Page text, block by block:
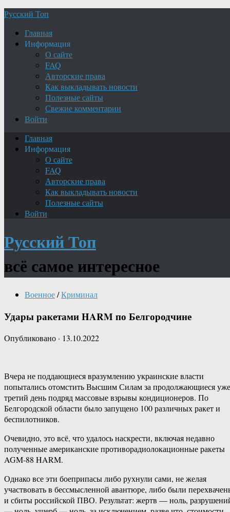
Русский Топ
Главная
Информация
О сайте
FAQ
Авторские права
Как выкладывать новости
Полезные сайты
Свежие комментарии
Войти
Главная
Информация
О сайте
FAQ
Авторские права
Как выкладывать новости
Полезные сайты
Войти
Русский Топ
всё самое интересное
Военное/Криминал
Удары ракетами HARM по Белгородчине
Опубликовано · 13.10.2022
Вчера не поддающиеся вразумлению украинские власти
попытались отомстить Высшим Силам за продолжающиеся уже
третий день подряд массовые взрывы кондиционеров. По
Белгородской области было запущено 100 различных ракет и
беспилотников.
Очевидно, это всё, что удалось наскрести, включая недавно
полученные американские противорадиолокационные ракеты
AGM-88 HARM.
Однако все эти боеприпасы либо рухнули сами, не желая
участвовать в бессмысленной авантюре, либо были
и сбиты российской ПВО. Результат: жертв — ноль,